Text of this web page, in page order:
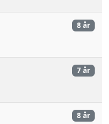
8 år
7 år
8 år